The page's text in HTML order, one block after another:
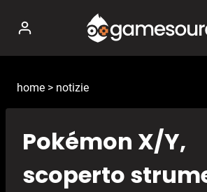
contenuto
home > notizie
Pokémon X/Y,
scoperto